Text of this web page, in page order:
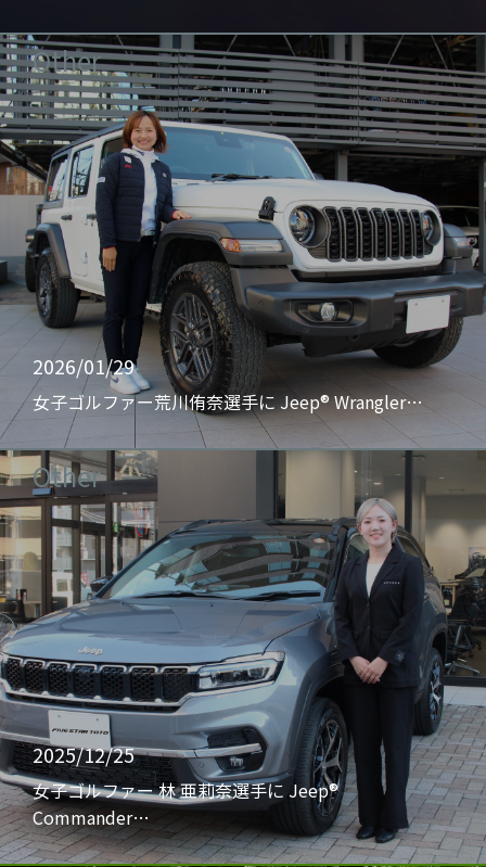
Other
2026/01/29
女子ゴルファー荒川侑奈選手に Jeep® Wrangler…
Other
2025/12/25
女子ゴルファー 林 亜莉奈選手に Jeep®
Commander…